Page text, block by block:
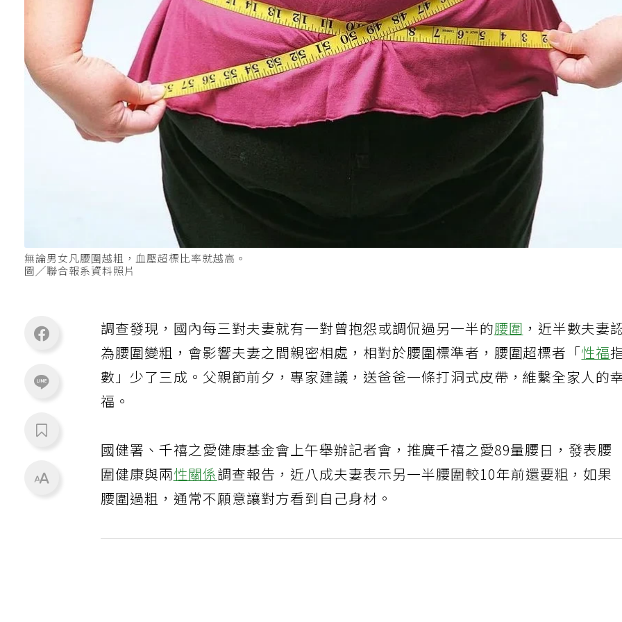
無論男女凡腰圍越粗，血壓超標比率就越高。
圖╱聯合報系資料照片
調查發現，國內每三對夫妻就有一對曾抱怨或調侃過另一半的腰圍 ，近半數夫妻
為腰圍變粗，會影響夫妻之間親密相處，相對於腰圍標準者，腰圍超標者「性福
數」少了三成。父親節前夕，專家建議，送爸爸一條打洞式皮帶，維繫全家人的
福。
國健署、千禧之愛健康基金會上午舉辦記者會，推廣千禧之愛89量腰日，發表腰
圍健康與兩性關係調查報告，近八成夫妻表示另一半腰圍較10年前還要粗，如果
腰圍過粗，通常不願意讓對方看到自己身材。